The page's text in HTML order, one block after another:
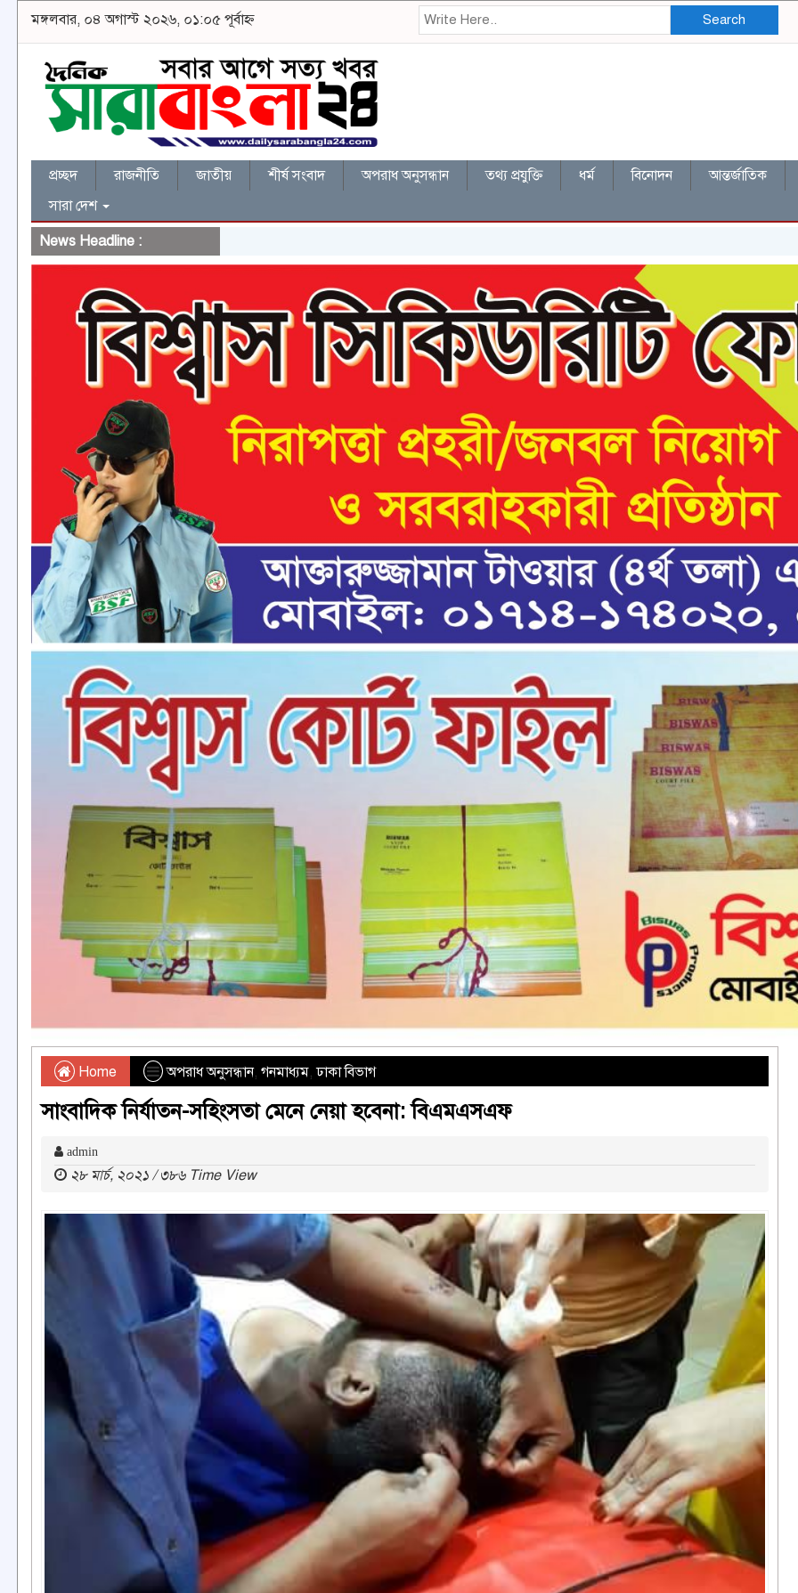
মঙ্গলবার, ০৪ অগাস্ট ২০২৬, ০১:০৫ পূর্বাহ্ন Search
প্রচ্ছদ রাজনীতি জাতীয় শীর্ষ সংবাদ অপরাধ অনুসন্ধান তথ্য প্রযুক্তি ধর্ম বিনোদন আন্তর্জাতিক
সারা দেশ
News Headline :
Home অপরাধ অনুসন্ধান, গনমাধ্যম,ঢাকা বিভাগ
সাংবাদিক নির্যাতন-সহিংসতা মেনে নেয়া হবেনা: বিএমএসএফ
admin
২৮ মার্চ, ২০২১ / ৩৮৬ Time View